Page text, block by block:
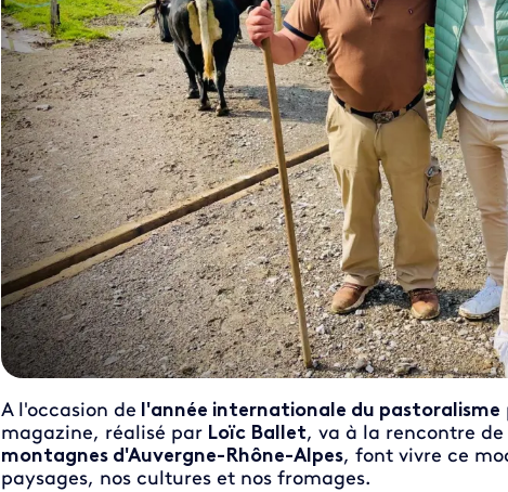
A l'occasion de l'année internationale du pastoralisme
magazine, réalisé parLoïc Ballet, va à la rencontre
montagnes d'Auvergne-Rhône-Alpes, font vivre ce
paysages, nos cultures et nos fromages.